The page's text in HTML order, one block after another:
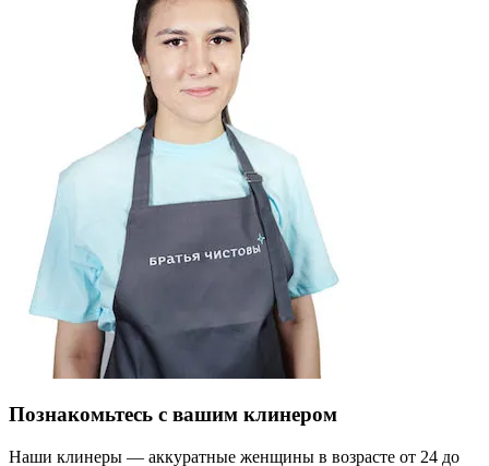
Познакомьтесь с вашим клинером
Наши клинеры — аккуратные женщины в возрасте от 24 до